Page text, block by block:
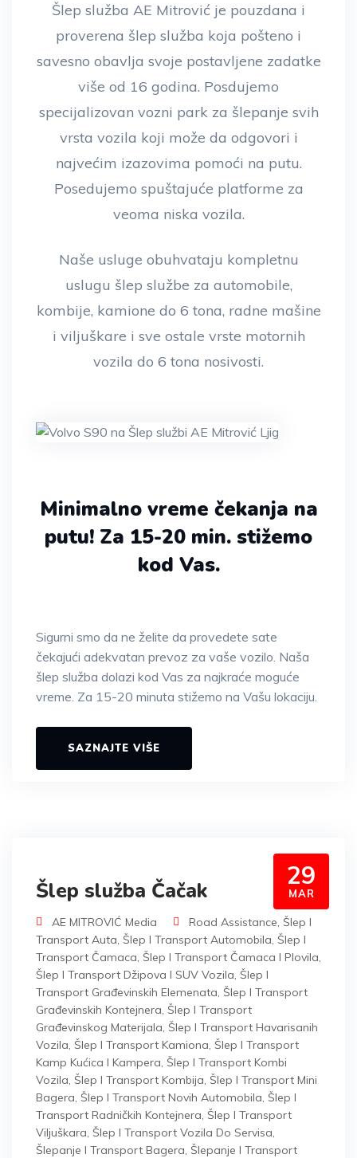
Šlep služba AE Mitrović je pouzdana i
proverena šlep služba koja pošteno i
savesno obavlja svoje postavljene zadatke
više od 16 godina. Posdujemo
specijalizovan vozni park za šlepanje svih
vrsta vozila koji može da odgovori i
najvećim izazovima pomoći na putu.
Posedujemo spuštajuće platforme za
veoma niska vozila.
Naše usluge obuhvataju kompletnu
uslugu šlep službe za automobile,
kombije, kamione do 6 tona, radne mašine
i viljuškare i sve ostale vrste motornih
vozila do 6 tona nosivosti.
Minimalno vreme čekanja na
putu! Za 15-20 min. stižemo
kod Vas.
Sigurni smo da ne želite da provedete sate
čekajući adekvatan prevoz za vaše vozilo. Naša
šlep služba dolazi kod Vas za najkraće moguće
vreme. Za 15-20 minuta stižemo na Vašu lokaciju.
SAZNAJTE VIŠE
29
MAR
Šlep služba Čačak
AE MITROVIĆ Media Road Assistance, Šlep I
Transport Auta, Šlep I Transport Automobila, Šlep I
Transport Čamaca, Šlep I Transport Čamaca I Plovila,
Šlep I Transport Džipova I SUV Vozila, Šlep I
Transport Građevinskih Elemenata, Šlep I Transport
Građevinskih Kontejnera, Šlep I Transport
Građevinskog Materijala, Šlep I Transport Havarisanih
Vozila, Šlep I Transport Kamiona, Šlep I Transport
Kamp Kućica I Kampera, Šlep I Transport Kombi
Vozila, Šlep I Transport Kombija, Šlep I Transport Mini
Bagera, Šlep I Transport Novih Automobila, Šlep I
Transport Radničkih Kontejnera, Šlep I Transport
Viljuškara, Šlep I Transport Vozila Do Servisa,
Šlepanje I Transport Bagera, Šlepanje I Transport